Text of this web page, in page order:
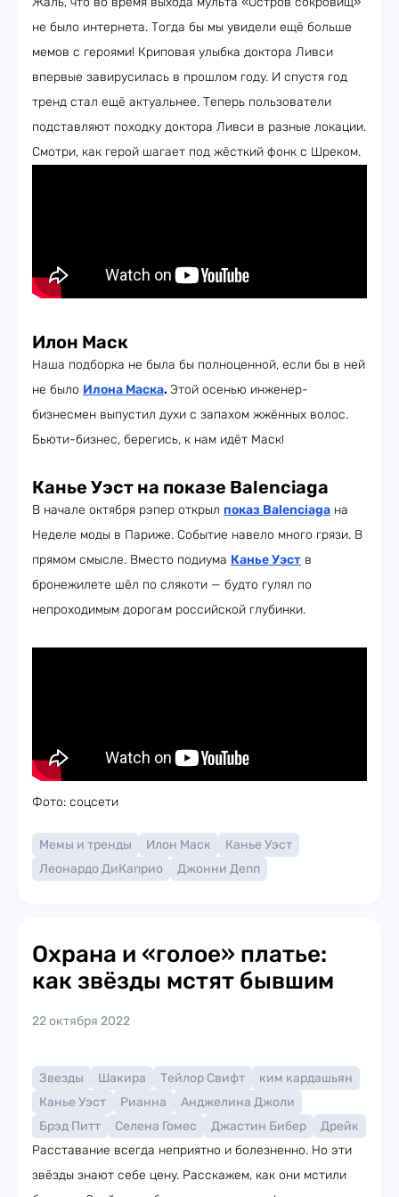
не было интернета. Тогда бы мы увидели ещё больше
мемов с героями! Криповая улыбка доктора Ливси
впервые завирусилась в прошлом году. И спустя год
тренд стал ещё актуальнее. Теперь пользователи
подставляют походку доктора Ливси в разные локации.
Смотри, как герой шагает под жёсткий фонк с Шреком.
Илон Маск
Наша подборка не была бы полноценной, если бы в ней
не было Илона Маска. Этой осенью инженер-
бизнесмен выпустил духи с запахом жжённых волос.
Бьюти-бизнес, берегись, к нам идёт Маск!
Канье Уэст на показе Balenciaga
В начале октября рэпер открыл показ Balenciaga на
Неделе моды в Париже. Событие навело много грязи. В
прямом смысле. Вместо подиума Канье Уэст в
бронежилете шёл по слякоти — будто гулял по
непроходимым дорогам российской глубинки.
Фото: соцсети
Мемы и тренды Илон Маск
Канье Уэст
Леонардо ДиКаприо
Джонни Депп
Охрана и «голое» платье:
как звёзды мстят бывшим
22 октября 2022
Звезды Шакира Тейлор Свифт
ким кардашьян
Канье Уэст
Рианна
Анджелина Джоли
Брэд Питт
Селена Гомес Джастин Бибер
Дрейк
Расставание всегда неприятно и болезненно. Но эти
звёзды знают себе цену. Расскажем, как они мстили